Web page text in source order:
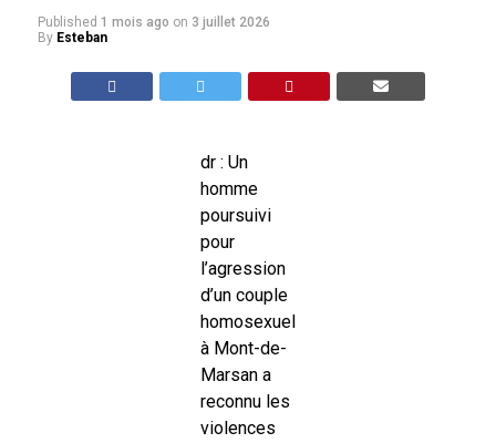
Published 1 mois ago on 3 juillet 2026
By Esteban
dr : Un
homme
poursuivi
pour
l’agression
d’un couple
homosexuel
à Mont-de-
Marsan a
reconnu les
violences